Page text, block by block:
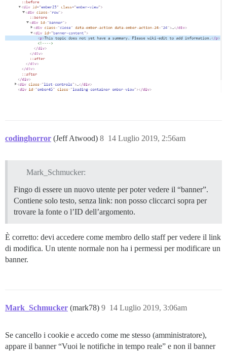
codinghorror (Jeff Atwood) 14 Luglio 2019, 2:56am
8
Mark_Schmucker:
Fingo di essere un nuovo utente per poter vedere il “banner”.
Contiene solo testo, senza link: non posso cliccarci sopra per
trovare la fonte o l’ID dell’argomento.
È corretto: devi accedere come membro dello staff per vedere il link
di modifica. Un utente normale non ha i permessi per modificare un
banner.
Mark_Schmucker (mark78) 14 Luglio 2019, 3:06am
9
Se cancello i cookie e accedo come me stesso (amministratore),
appare il banner “Vuoi le notifiche in tempo reale” e non il banner